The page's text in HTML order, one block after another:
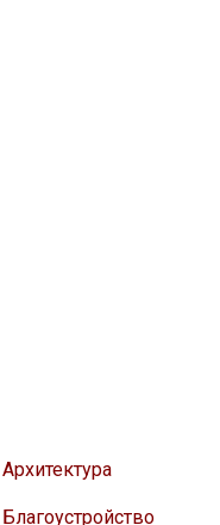
Архитектура
Благоустройство